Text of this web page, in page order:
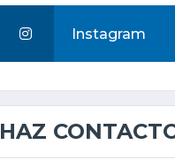
Instagram
HAZ